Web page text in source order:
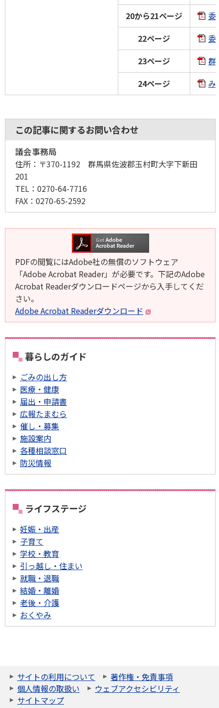
20から21ページ
委
22ページ
委
23ページ
群
24ページ
み
この記事に関するお問い合わせ
議会事務局
住所： 〒370-1192 群馬県佐波郡玉村町大字下新田
201
TEL： 0270-64-7716
FAX： 0270-65-2592
PDFの閲覧にはAdobe社の無償のソフトウェア
「Adobe Acrobat Reader」が必要です。下記のAdobe
Acrobat Readerダウンロードページから入手してくだ
さい。
Adobe Acrobat Readerダウンロード
暮らしのガイド
ごみの出し方
医療・健康
届出・申請書
広報たまむら
催し・募集
施設案内
各種相談窓口
防災情報
ライフステージ
妊娠・出産
子育て
学校・教育
引っ越し・住まい
就職・退職
結婚・離婚
老後・介護
おくやみ
サイトの利用について
著作権・免責事項
個人情報の取扱い
ウェブアクセシビリティ
サイトマップ